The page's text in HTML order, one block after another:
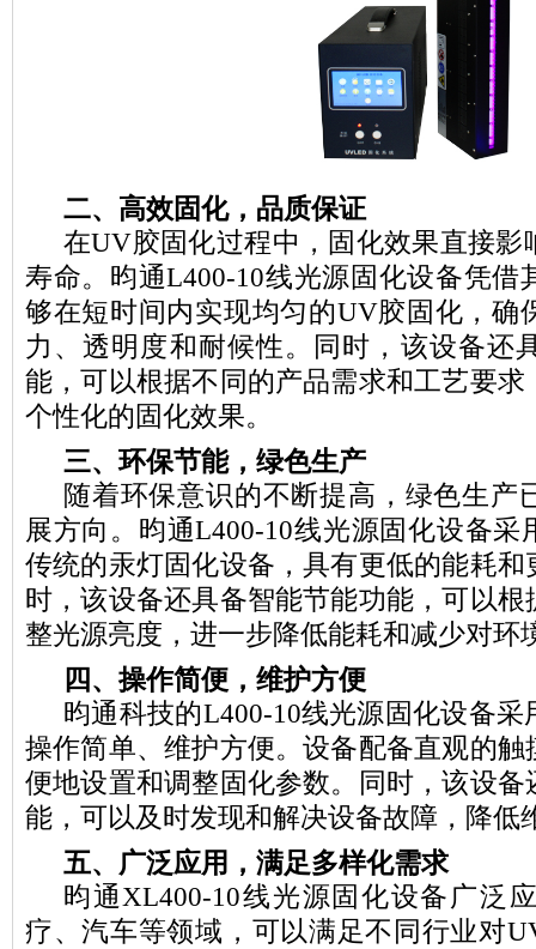
二、高效固化，品质保证
在UV胶固化过程中，固化效果直接影
寿命。昀通L400-10线光源固化设备凭借
够在短时间内实现均匀的UV胶固化，确
力、透明度和耐候性。同时，该设备还
能，可以根据不同的产品需求和工艺要
个性化的固化效果。
三、环保节能，绿色生产
随着环保意识的不断提高，绿色生产
展方向。昀通L400-10线光源固化设备
传统的汞灯固化设备，具有更低的能耗
时，该设备还具备智能节能功能，可以
整光源亮度，进一步降低能耗和减少对环
四、操作简便，维护方便
昀通科技的L400-10线光源固化设备
操作简单、维护方便。设备配备直观的
便地设置和调整固化参数。同时，该设
能，可以及时发现和解决设备故障，降低
五、广泛应用，满足多样化需求
昀通XL400-10线光源固化设备广泛
疗、汽车等领域，可以满足不同行业对